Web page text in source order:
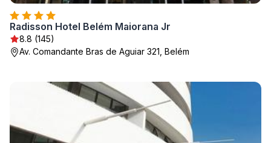
Radisson Hotel Belém Maiorana Jr
8.8 (145)
Av. Comandante Bras de Aguiar 321, Belém